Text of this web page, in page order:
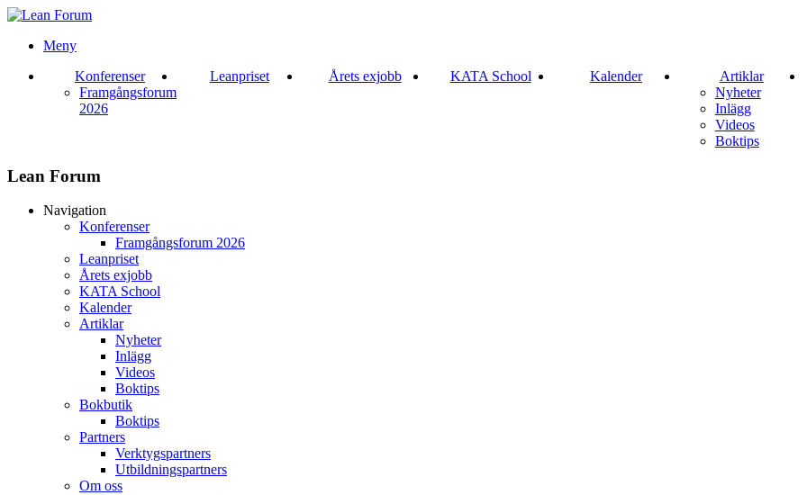
Meny
Konferenser
Framgångsforum
2026
Leanpriset Årets exjobb KATA School Kalender
Artiklar
Nyheter
Inlägg
Videos
Boktips
Lean Forum
Navigation
Konferenser
Framgångsforum 2026
Leanpriset
Årets exjobb
KATA School
Kalender
Artiklar
Nyheter
Inlägg
Videos
Boktips
Bokbutik
Boktips
Partners
Verktygspartners
Utbildningspartners
Om oss